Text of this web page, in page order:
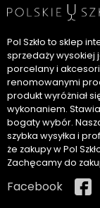
Pol Szkło to sklep
sprzedaży wysokiej
porcelany i
renomowanymi
produkt wyróżniał
wykonaniem.
bogaty wybór.
szybka wysyłka i
że zakupy w Pol
Zachęcamy do
Facebook